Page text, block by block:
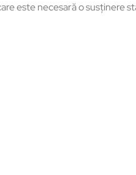
este necesară o susținere